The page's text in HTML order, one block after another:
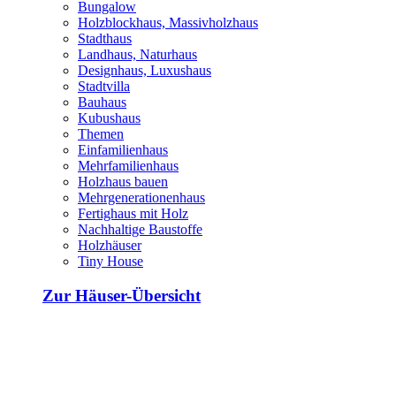
Bungalow
Holzblockhaus, Massivholzhaus
Stadthaus
Landhaus, Naturhaus
Designhaus, Luxushaus
Stadtvilla
Bauhaus
Kubushaus
Themen
Einfamilienhaus
Mehrfamilienhaus
Holzhaus bauen
Mehrgenerationenhaus
Fertighaus mit Holz
Nachhaltige Baustoffe
Holzhäuser
Tiny House
Zur Häuser-Übersicht